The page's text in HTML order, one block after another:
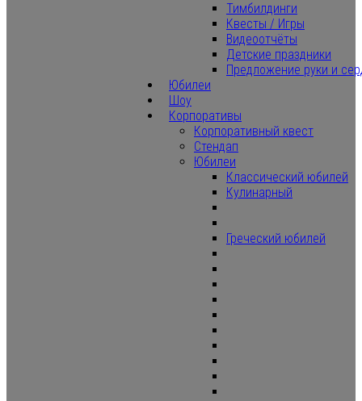
Тимбилдинги
Квесты / Игры
Видеоотчёты
Детские праздники
Предложение руки и
Юбилеи
Шоу
Корпоративы
Корпоративный квест
Стендап
Юбилеи
Классический юбилей
Кулинарный
Греческий юбилей